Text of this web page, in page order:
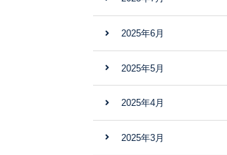
2025年6月
2025年5月
2025年4月
2025年3月